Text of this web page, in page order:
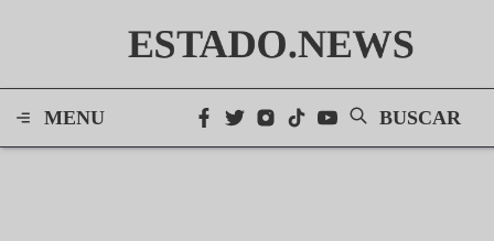
ESTADO.NEWS
MENU BUSCAR